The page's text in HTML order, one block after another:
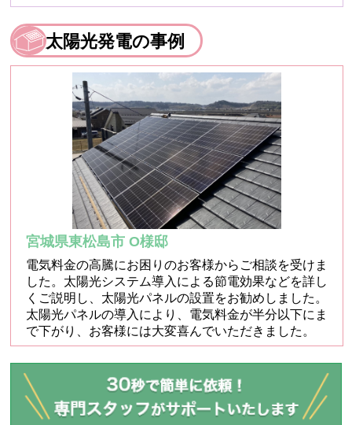
太陽光発電の事例
宮城県東松島市 O様邸
電気料金の高騰にお困りのお客様からご相談を受けま
した。太陽光システム導入による節電効果などを詳し
くご説明し、太陽光パネルの設置をお勧めしました。
太陽光パネルの導入により、電気料金が半分以下にま
で下がり、お客様には大変喜んでいただきました。